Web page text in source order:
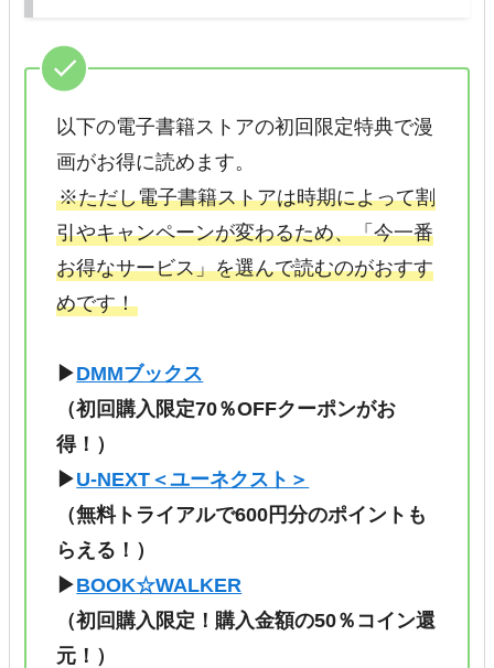
以下の電子書籍ストアの初回限定特典で漫
画がお得に読めます。
※ただし電子書籍ストアは時期によって割
引やキャンペーンが変わるため、「今一番
お得なサービス」を選んで読むのがおすす
めです！
▶DMMブックス
（初回購入限定70％OFFクーポンがお
得！）
▶U-NEXT＜ユーネクスト＞
（無料トライアルで600円分のポイントも
らえる！）
▶BOOK☆WALKER
（初回購入限定！購入金額の50％コイン還
元！）